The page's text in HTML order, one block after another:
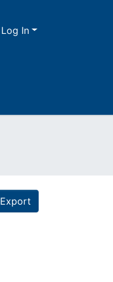
Log In
Export